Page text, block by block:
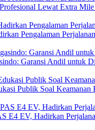
Lewat Extra
Pengalaman
Garansi Andil untuk
Publik Soal
E4 EV, Hadirkan